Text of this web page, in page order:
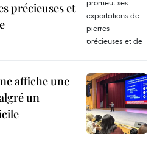
précieuses et
affiche une
un